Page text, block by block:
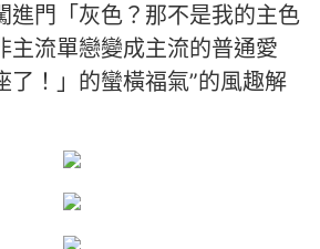
進門「灰色？那不是我的主色
主流單戀變成主流的普通愛
了！」的蠻橫福氣”的風趣解